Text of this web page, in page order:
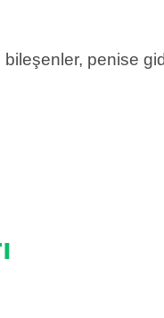
penise